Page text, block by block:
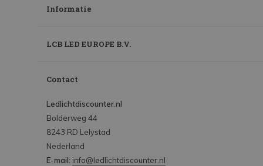
Informatie
LCB LED EUROPE B.V.
Contact
Ledlichtdiscounter.nl
Bolderweg 44
8243 RD Lelystad
Nederland
E-mail: info@ledlichtdiscounter.nl